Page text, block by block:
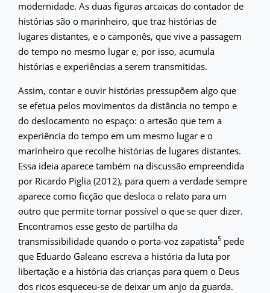
modernidade. As duas figuras arcaicas do contador de
histórias são o marinheiro, que traz histórias de
lugares distantes, e o camponês, que vive a passagem
do tempo no mesmo lugar e, por isso, acumula
histórias e experiências a serem transmitidas.
Assim, contar e ouvir histórias pressupõem algo que
se efetua pelos movimentos da distância no tempo e
do deslocamento no espaço: o artesão que tem a
experiência do tempo em um mesmo lugar e o
marinheiro que recolhe histórias de lugares distantes.
Essa ideia aparece também na discussão empreendida
por Ricardo Piglia (2012), para quem a verdade sempre
aparece como ficção que desloca o relato para um
outro que permite tornar possível o que se quer dizer.
Encontramos esse gesto de partilha da
transmissibilidade quando o porta-voz zapatista5 pede
que Eduardo Galeano escreva a história da luta por
libertação e a história das crianças para quem o Deus
dos ricos esqueceu-se de deixar um anjo da guarda.